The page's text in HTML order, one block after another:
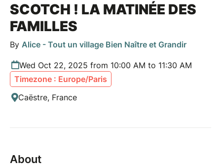
SCOTCH ! LA MATINÉE DES
FAMILLES
By Alice - Tout un village Bien Naître et Grandir
Wed Oct 22, 2025 from 10:00 AM to 11:30 AM
Timezone : Europe/Paris
Caëstre, France
About